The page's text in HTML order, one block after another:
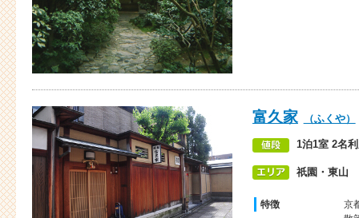
富久家 （ふくや）
1泊1室 2名
祇園・東山
特徴
京